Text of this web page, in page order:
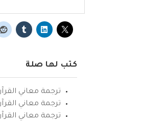
كتب لها صلة
ترجمة معاني
ترجمة معاني
ترجمة معاني